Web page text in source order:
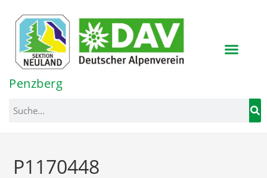
springen
Penzberg
P1170448